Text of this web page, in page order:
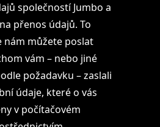
společností Jumbo a
přenos údajů. To
nám můžete poslat
vám – nebo jiné
požadavku – zaslali
údaje, které o vás
v počítačovém